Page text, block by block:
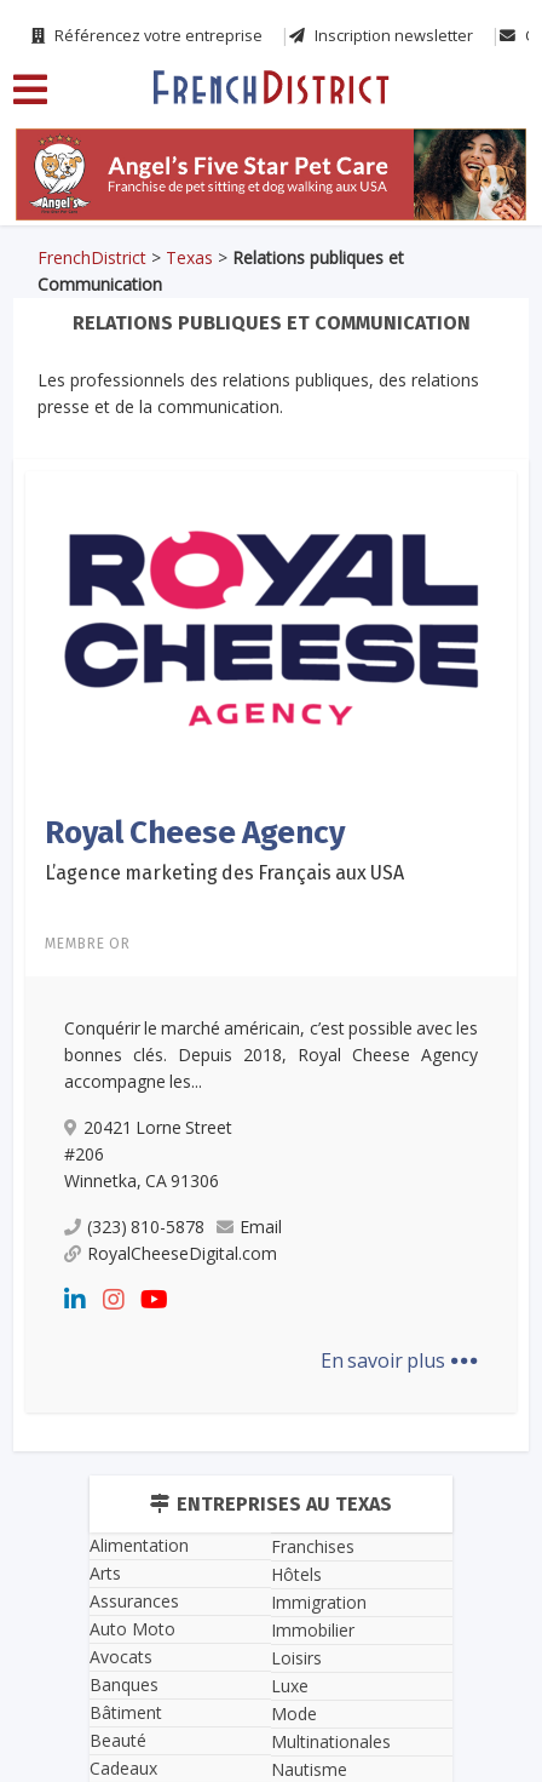
Référencez votre entreprise Inscription newsletter
FrenchDistrict > Texas > Relations publiques et
Communication
RELATIONS PUBLIQUES ET COMMUNICATION
Les professionnels des relations publiques, des relations
presse et de la communication.
Royal Cheese Agency
L’agence marketing des Français aux USA
MEMBRE OR
Conquérir le marché américain, c’est possible avec les
bonnes clés. Depuis 2018, Royal Cheese Agency
accompagne les...
20421 Lorne Street
#206
Winnetka, CA 91306
(323) 810-5878
Email
RoyalCheeseDigital.com
En savoir plus ...
ENTREPRISES AU TEXAS
Alimentation
Arts
Assurances
Auto Moto
Avocats
Banques
Bâtiment
Beauté
Cadeaux
Franchises
Hôtels
Immigration
Immobilier
Loisirs
Luxe
Mode
Multinationales
Nautisme